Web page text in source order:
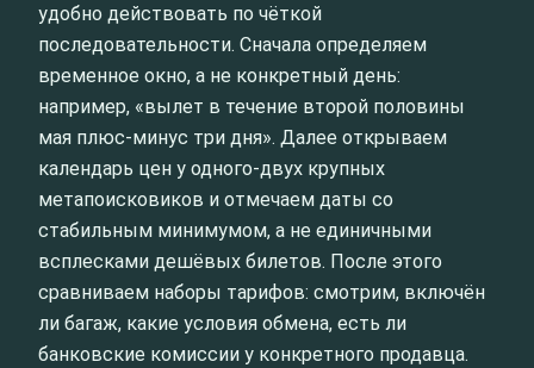
удобно действовать по чёткой
последовательности. Сначала определяем
временное окно, а не конкретный день:
например, «вылет в течение второй половины
мая плюс-минус три дня». Далее открываем
календарь цен у одного-двух крупных
метапоисковиков и отмечаем даты со
стабильным минимумом, а не единичными
всплесками дешёвых билетов. После этого
сравниваем наборы тарифов: смотрим, включён
ли багаж, какие условия обмена, есть ли
банковские комиссии у конкретного продавца.